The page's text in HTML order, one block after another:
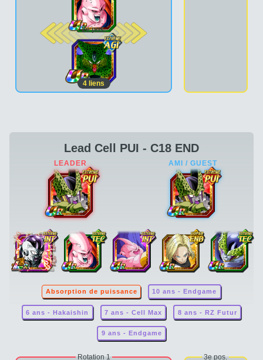
2e pos.
4 liens
Lead Cell PUI - C18 END
Absorption de puissance 10 ans - Endgame
6 ans - Hakaishin 7 ans - Cell Max 8 ans - RZ Futur
9 ans - Endgame
Rotation 1
3e pos.